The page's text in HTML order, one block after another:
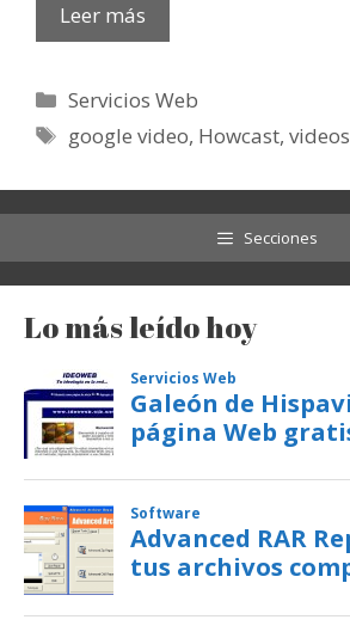
Leer más
Categorías
Servicios Web
Etiquetas
google video, Howcast,videos
Secciones
Lo más leído hoy